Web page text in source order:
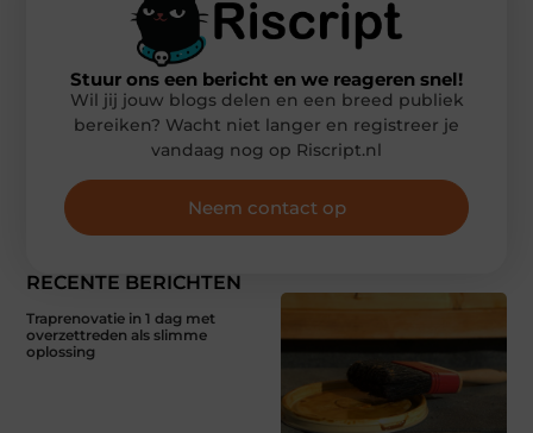
RECENTE BERICHTEN
Traprenovatie in 1 dag met
overzettreden als slimme
oplossing
Stuur ons een bericht en we reageren snel!
Wil jij jouw blogs delen en een breed publiek
bereiken? Wacht niet langer en registreer je
vandaag nog op Riscript.nl
Neem contact op